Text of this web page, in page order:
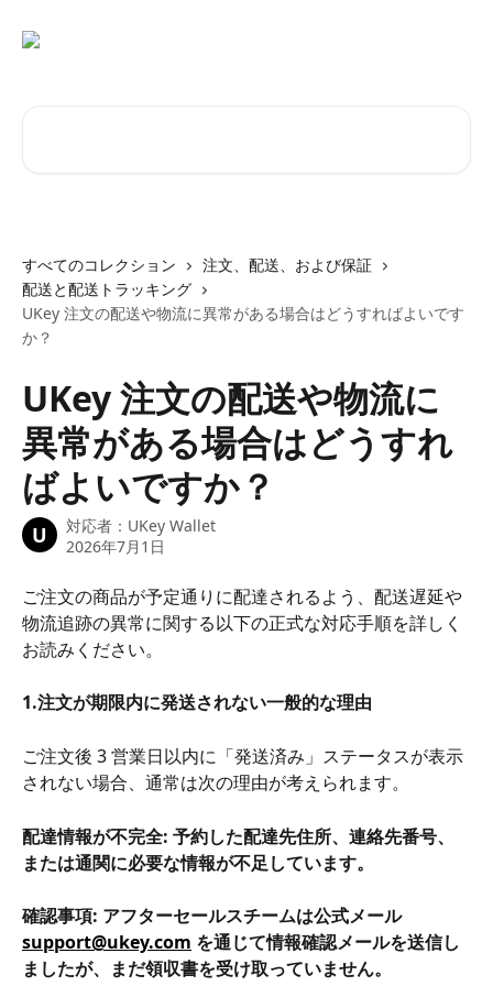
すべてのコレクション
注文、配送、および保証
配送と配送トラッキング
UKey 注文の配送や物流に異常がある場合はどうすればよいです
か？
UKey 注文の配送や物流に
異常がある場合はどうすれ
ばよいですか？
U 対応者： UKey Wallet
2026年7月1日
ご注文の商品が予定通りに配達されるよう、配送遅延や
物流追跡の異常に関する以下の正式な対応手順を詳しく
お読みください。
1.注文が期限内に発送されない一般的な理由
ご注文後 3 営業日以内に「発送済み」ステータスが表示
されない場合、通常は次の理由が考えられます。
配達情報が不完全: 予約した配達先住所、連絡先番号、
または通関に必要な情報が不足しています。
確認事項: アフターセールスチームは公式メール
support@ukey.com を通じて情報確認メールを送信し
ましたが、まだ領収書を受け取っていません。